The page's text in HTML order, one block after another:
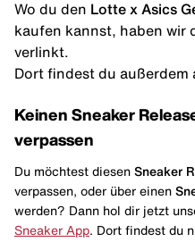
Wo du den Lotte x Asics
kaufen kannst, haben wir
verlinkt.
Dort findest du außerdem
Keinen Sneaker
verpassen
Du möchtest diesen Sneaker
verpassen, oder über einen
werden? Dann hol dir jetzt
Sneaker App . Dort findest du